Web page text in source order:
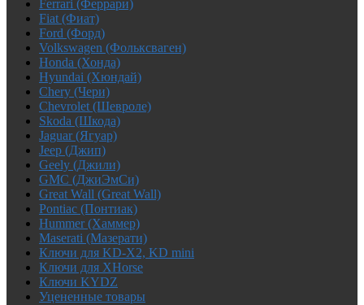
Ferrari (Феррари)
Fiat (Фиат)
Ford (Форд)
Volkswagen (Фольксваген)
Honda (Хонда)
Hyundai (Хюндай)
Chery (Чери)
Chevrolet (Шевроле)
Skoda (Шкода)
Jaguar (Ягуар)
Jeep (Джип)
Geely (Джили)
GMC (ДжиЭмСи)
Great Wall (Great Wall)
Pontiac (Понтиак)
Hummer (Хаммер)
Maserati (Мазерати)
Ключи для KD-X2, KD mini
Ключи для XHorse
Ключи KYDZ
Уцененные товары